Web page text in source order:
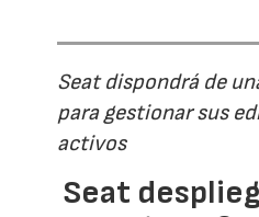
Seat dispondrá de
para gestionar sus
activos
Seat